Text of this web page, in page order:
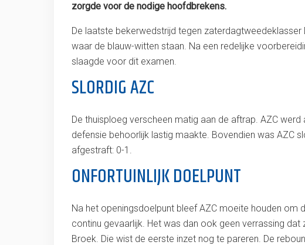
zorgde voor de nodige hoofdbrekens.
De laatste bekerwedstrijd tegen
waar de blauw-witten staan. Na een redelijke
slaagde voor dit examen.
SLORDIG AZC
De thuisploeg verscheen matig aan de aftrap. AZC
defensie behoorlijk lastig maakte. Bovendien was AZC
afgestraft: 0-1.
ONFORTUINLIJK DOELPUNT
Na het openingsdoelpunt bleef AZC moeite houden om
continu gevaarlijk. Het was dan ook geen verrassing
Broek. Die wist de eerste inzet nog te pareren. De